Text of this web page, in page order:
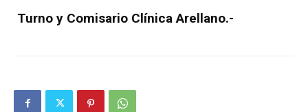
Turno y Comisario Clínica Arellano.-